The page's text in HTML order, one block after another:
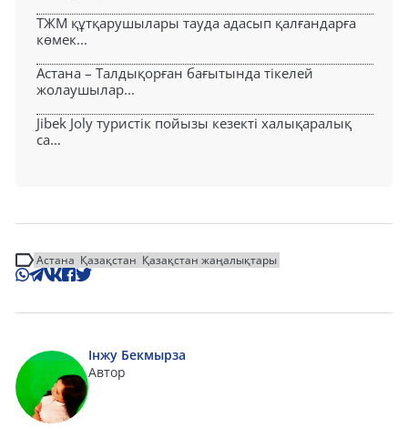
ТЖМ құтқарушылары тауда адасып қалғандарға
көмек...
Астана – Талдықорған бағытында тікелей
жолаушылар...
Jibek Joly туристік пойызы кезекті халықаралық
са...
Астана Қазақстан Қазақстан жаңалықтары
Інжу Бекмырза
Автор